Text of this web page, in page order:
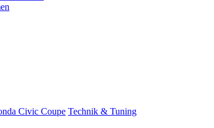
Civic Coupe Technik & Tuning